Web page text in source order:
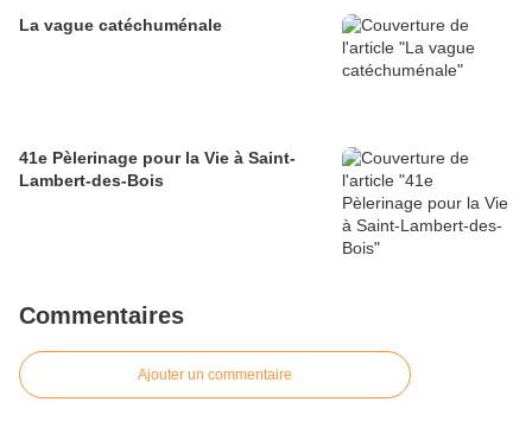
La vague catéchuménale
41e Pèlerinage pour la Vie à Saint-
Lambert-des-Bois
Commentaires
Ajouter un commentaire